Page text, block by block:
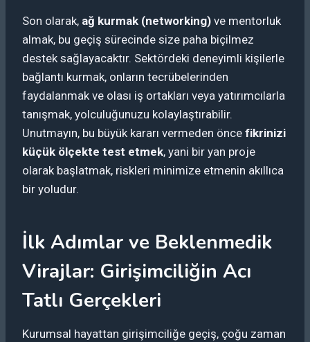
Son olarak, ağ kurmak (networking) ve mentorluk
almak, bu geçiş sürecinde size paha biçilmez
destek sağlayacaktır. Sektördeki deneyimli kişilerle
bağlantı kurmak, onların tecrübelerinden
faydalanmak ve olası iş ortakları veya yatırımcılarla
tanışmak, yolculuğunuzu kolaylaştırabilir.
Unutmayın, bu büyük kararı vermeden önce fikrinizi
küçük ölçekte test etmek, yani bir yan proje
olarak başlatmak, riskleri minimize etmenin akıllıca
bir yoludur.
İlk Adımlar ve Beklenmedik
Virajlar: Girişimciliğin Acı
Tatlı Gerçekleri
Kurumsal hayattan girişimciliğe geçiş, çoğu zaman